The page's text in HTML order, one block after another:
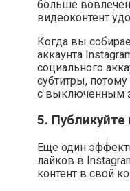
больше
видеоконтент
Когда вы
аккаунта
социального
субтитры,
с выключенным
5. Публикуйте
Еще один
лайков в
контент в свой